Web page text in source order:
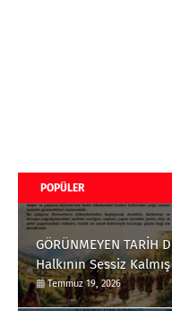
POPÜLER
GÖRÜNMEYEN TARİH
Halkının Sessiz
Olarak Okuyucuyla
Temmuz 19, 2026